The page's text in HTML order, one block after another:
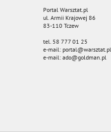
Portal Warsztat.pl
ul. Armii Krajowej 86
83-110 Tczew
tel. 58 777 01 25
e-mail: portal@warsztat.pl
e-mail: ado@goldman.pl